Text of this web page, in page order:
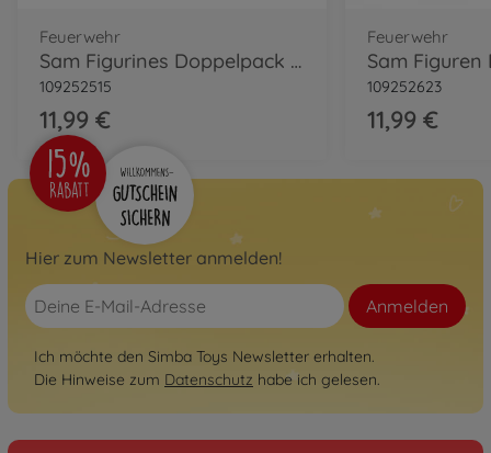
Feuerwehr
Sam Figurines Doppelpack IV, 4-sort.
109252515
11,99 €
Feuerwehr
109252623
11,99 €
Hier zum Newsletter anmelden!
Anmelden
Ich möchte den Simba Toys Newsletter erhalten.
Die Hinweise zum Datenschutz habe ich gelesen.